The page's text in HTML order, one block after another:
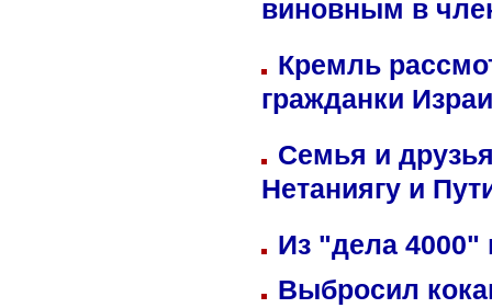
виновным в
Кремль
гражданки
Семья и
Нетаниягу и
Из "дела 4000"
Выбросил